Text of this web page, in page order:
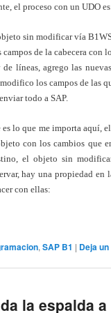
el proceso con un UDO
sin modificar vía
de la cabecera con
de líneas, agrego las
los campos de las
todo a SAP.
lo que me importa aquí,
con los cambios que
el objeto sin
hay una propiedad en
con ellas:
,SAP B1 | Deja
la espalda a